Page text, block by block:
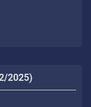
2025)